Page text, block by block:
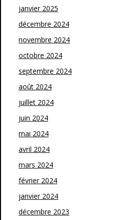
janvier 2025
décembre 2024
novembre 2024
octobre 2024
septembre 2024
août 2024
juillet 2024
juin 2024
mai 2024
avril 2024
mars 2024
février 2024
janvier 2024
décembre 2023